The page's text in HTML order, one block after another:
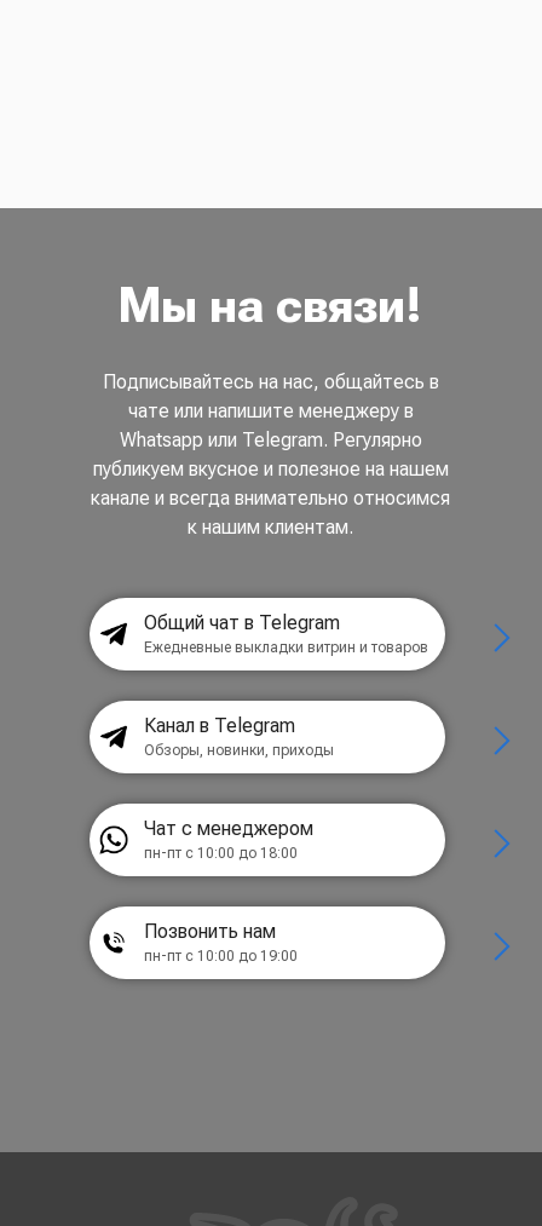
Мы на связи!
Подписывайтесь на нас, общайтесь в
чате или напишите менеджеру в
Whatsapp или Telegram. Регулярно
публикуем вкусное и полезное на нашем
канале и всегда внимательно относимся
к нашим клиентам.
Общий чат в Telegram
Ежедневные выкладки витрин и товаров
Канал в Telegram
Обзоры, новинки, приходы
Чат с менеджером
пн-пт с 10:00 до 18:00
Позвонить нам
пн-пт с 10:00 до 19:00